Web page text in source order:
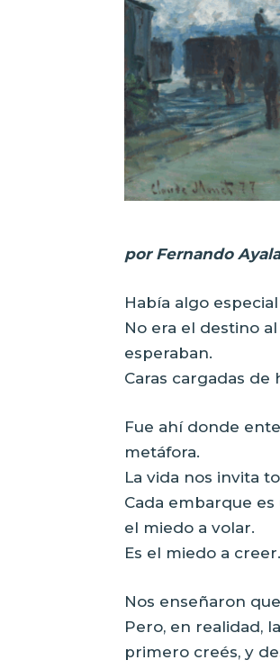
por Fernando
Había algo
No era el destino
esperaban.
Caras cargadas de
Fue ahí donde
metáfora.
La vida nos invita
Cada embarque
el miedo a volar.
Es el miedo a creer.
Nos enseñaron
Pero, en realidad,
primero creés, y